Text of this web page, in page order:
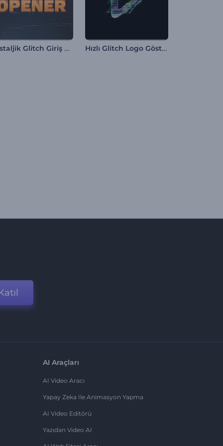
Nostaljik Glitch Giriş Videosu Hızlı Glitch Logo Gösterimi
AI Araçları
AI Video Aracı
Yapay Zeka Ile Animasyon Yapma
AI Video Editörü
Yazıdan Video AI